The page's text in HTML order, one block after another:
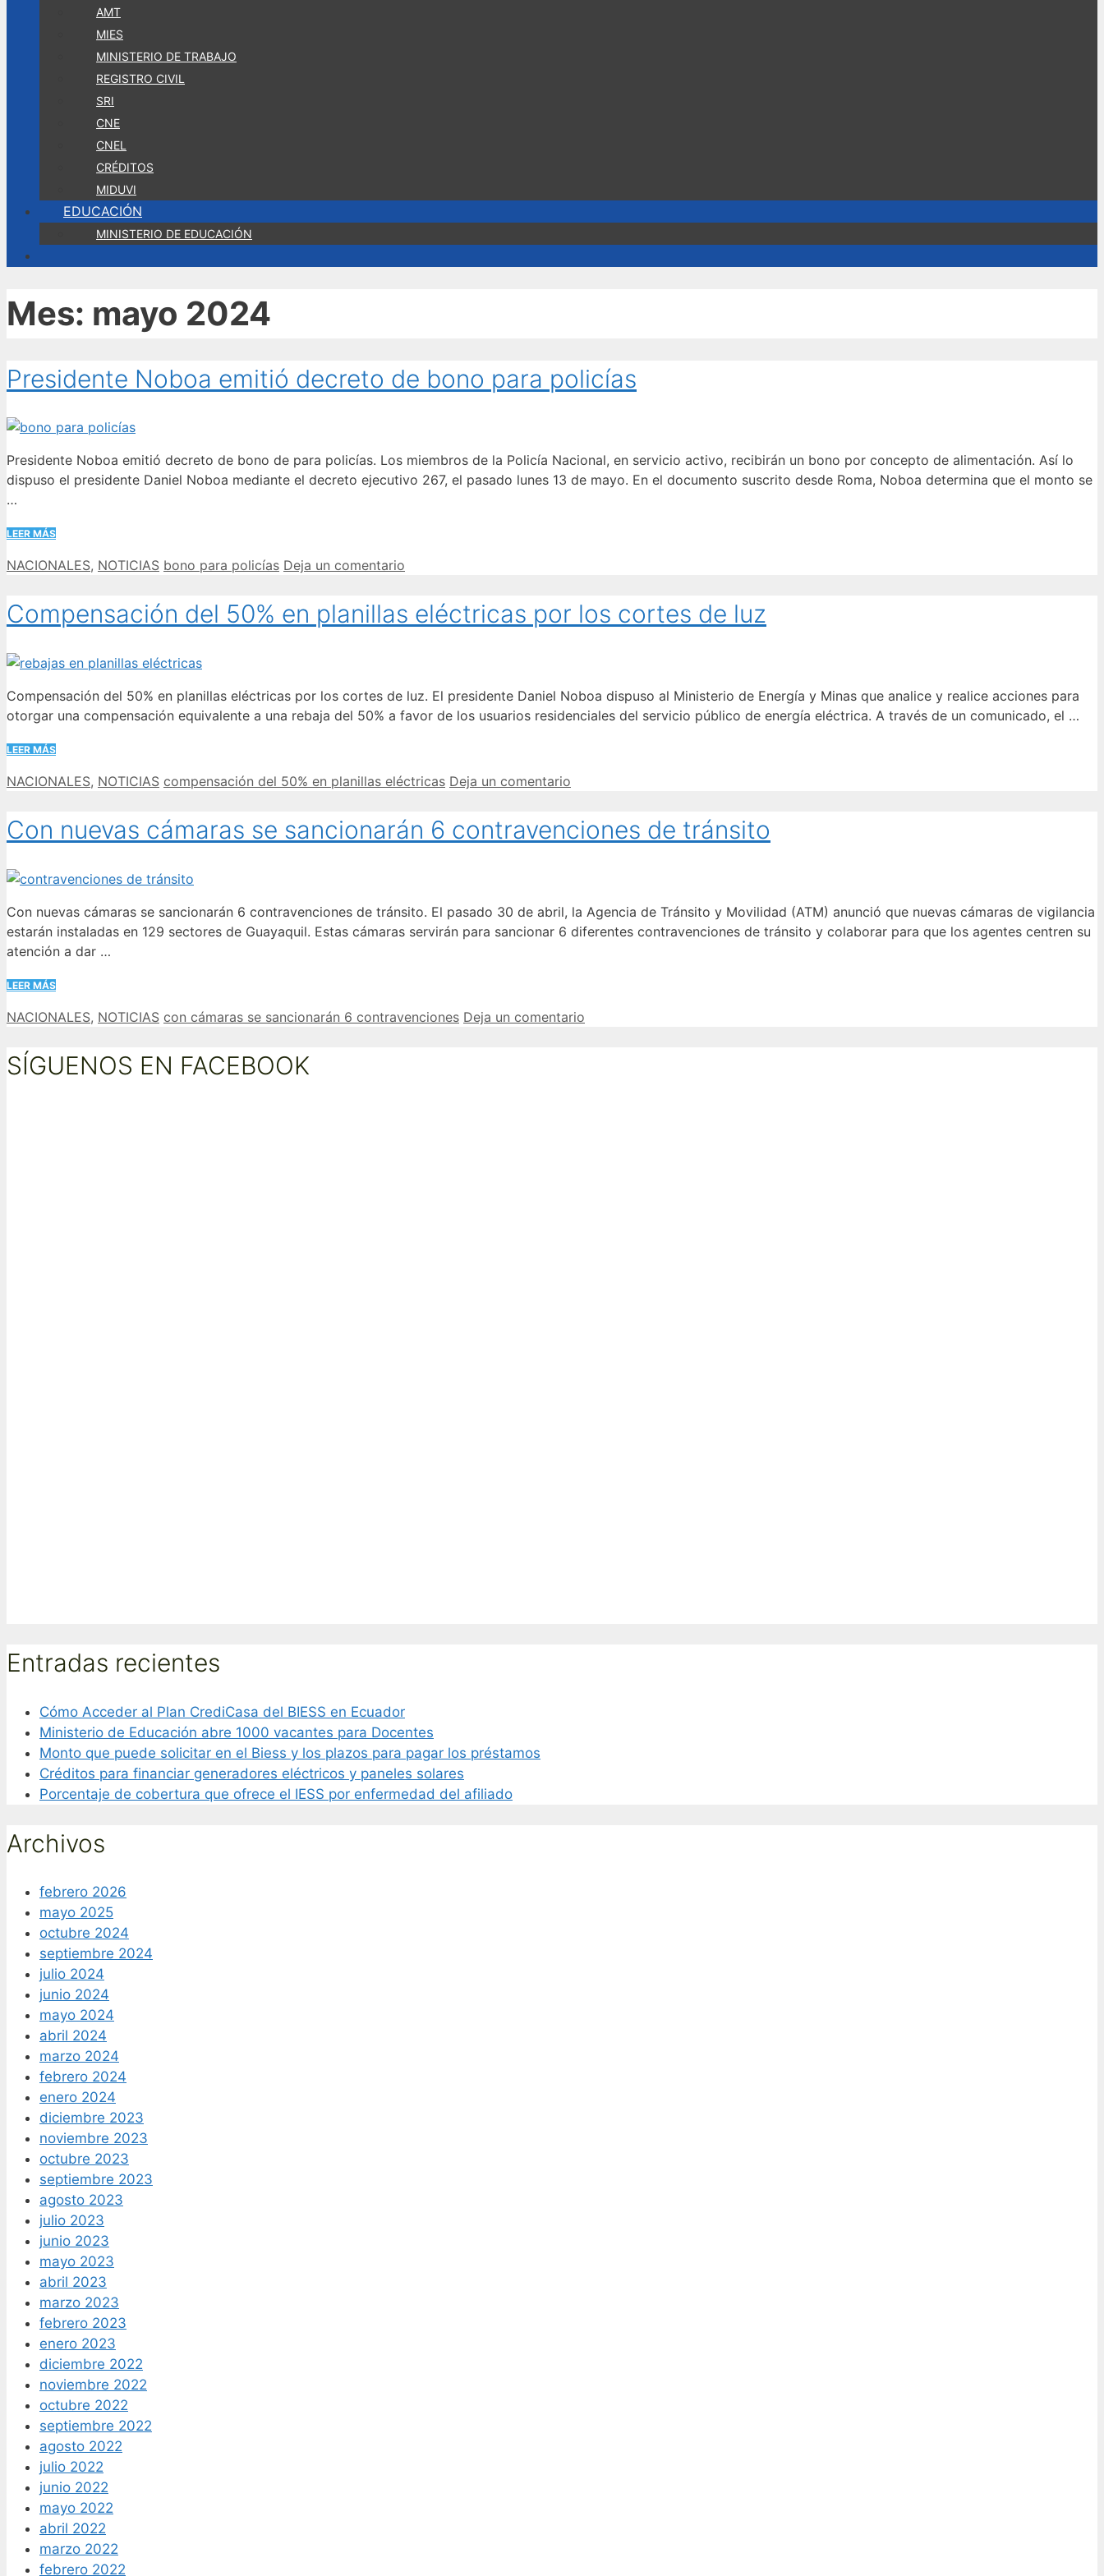
AMT
MIES
MINISTERIO DE TRABAJO
REGISTRO CIVIL
SRI
CNE
CNEL
CRÉDITOS
MIDUVI
EDUCACIÓN
MINISTERIO DE EDUCACIÓN
Mes: mayo 2024
Presidente Noboa emitió decreto de bono para policías
Presidente Noboa emitió decreto de bono de para policías. Los miembros de la Policía Nacional, en servicio activo, recibirán un bono por concepto de alimentación. Así lo
dispuso el presidente Daniel Noboa mediante el decreto ejecutivo 267, el pasado lunes 13 de mayo. En el documento suscrito desde Roma, Noboa determina que el monto se
…
LEER MÁS
Categorías
NACIONALES, NOTICIAS Etiquetas
bono para policías Deja un comentario
Compensación del 50% en planillas eléctricas por los cortes de luz
Compensación del 50% en planillas eléctricas por los cortes de luz. El presidente Daniel Noboa dispuso al Ministerio de Energía y Minas que analice y realice acciones para
otorgar una compensación equivalente a una rebaja del 50% a favor de los usuarios residenciales del servicio público de energía eléctrica. A través de un comunicado, el …
LEER MÁS
Categorías
NACIONALES, NOTICIAS Etiquetas
compensación del 50% en planillas eléctricas Deja un comentario
Con nuevas cámaras se sancionarán 6 contravenciones de tránsito
Con nuevas cámaras se sancionarán 6 contravenciones de tránsito. El pasado 30 de abril, la Agencia de Tránsito y Movilidad (ATM) anunció que nuevas cámaras de vigilancia
estarán instaladas en 129 sectores de Guayaquil. Estas cámaras servirán para sancionar 6 diferentes contravenciones de tránsito y colaborar para que los agentes centren su
atención a dar …
LEER MÁS
Categorías
NACIONALES, NOTICIAS Etiquetas
con cámaras se sancionarán 6 contravenciones Deja un comentario
SÍGUENOS EN FACEBOOK
Entradas recientes
Cómo Acceder al Plan CrediCasa del BIESS en Ecuador
Ministerio de Educación abre 1000 vacantes para Docentes
Monto que puede solicitar en el Biess y los plazos para pagar los préstamos
Créditos para financiar generadores eléctricos y paneles solares
Porcentaje de cobertura que ofrece el IESS por enfermedad del afiliado
Archivos
febrero 2026
mayo 2025
octubre 2024
septiembre 2024
julio 2024
junio 2024
mayo 2024
abril 2024
marzo 2024
febrero 2024
enero 2024
diciembre 2023
noviembre 2023
octubre 2023
septiembre 2023
agosto 2023
julio 2023
junio 2023
mayo 2023
abril 2023
marzo 2023
febrero 2023
enero 2023
diciembre 2022
noviembre 2022
octubre 2022
septiembre 2022
agosto 2022
julio 2022
junio 2022
mayo 2022
abril 2022
marzo 2022
febrero 2022